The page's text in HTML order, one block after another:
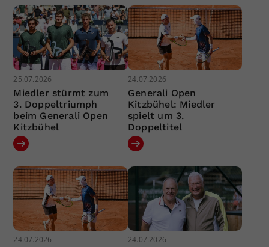
25.07.2026
Miedler stürmt zum
3. Doppeltriumph
beim Generali Open
Kitzbühel
24.07.2026
Generali Open
Kitzbühel: Miedler
spielt um 3.
Doppeltitel
24.07.2026 24.07.2026